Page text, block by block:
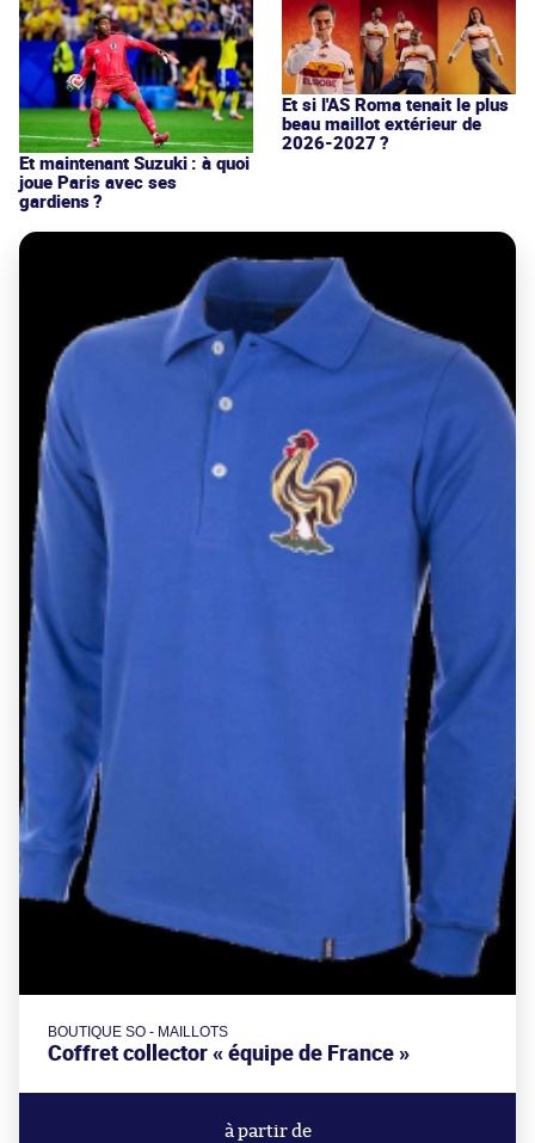
Et maintenant Suzuki : à quoi
joue Paris avec ses
gardiens ?
Et si l'AS Roma tenait le plus
beau maillot extérieur de
2026-2027 ?
BOUTIQUE SO - MAILLOTS
Coffret collector « équipe de France »
à partir de